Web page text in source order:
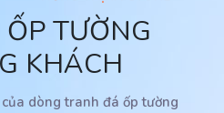
TƯỜNG
KHÁCH
dòng tranh đá ốp tường